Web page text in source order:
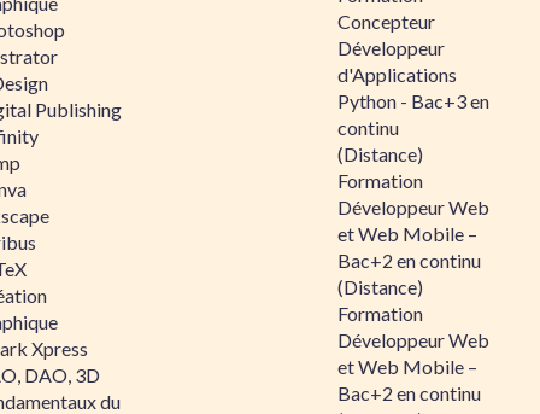
Publishing
Xpress
DAO, 3D
du
Concepteur
Développeur
d'Applications
Python - Bac+3 en
continu
(Distance)
Formation
Développeur Web
et Web Mobile –
Bac+2 en continu
(Distance)
Formation
Développeur Web
et Web Mobile –
Bac+2 en continu